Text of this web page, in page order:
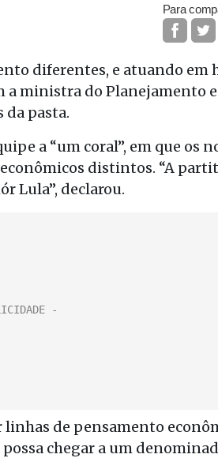
Para
diferentes, e atuando em
a ministra do Planejamento
da pasta.
a “um coral”, em que os
distintos. “A
Lula”, declarou.
de pensamento
chegar a um